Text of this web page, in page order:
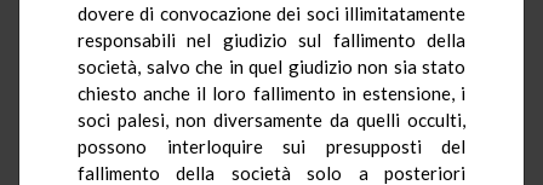
dovere di convocazione dei soci illimitatamente
responsabili nel giudizio sul fallimento della
società, salvo che in quel giudizio non sia stato
chiesto anche il loro fallimento in estensione, i
soci palesi, non diversamente da quelli occulti,
possono interloquire sui presupposti del
fallimento della società solo a posteriori